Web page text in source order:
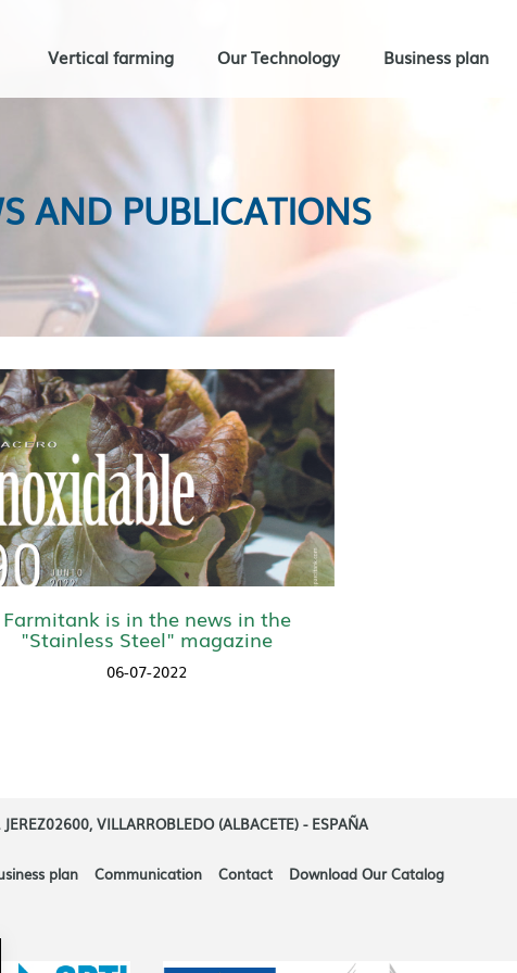
Vertical farming Our Technology Business plan
AND PUBLICATIONS
Farmitank is in the news in the
"Stainless Steel" magazine
06-07-2022
VILLARROBLEDO (ALBACETE) - ESPAÑA
plan Communication Contact Download Our Catalog